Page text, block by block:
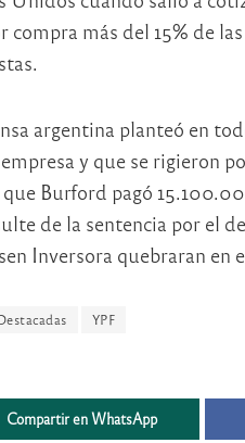
compra más del 15% de
argentina planteó en
y que se rigieron
Burford pagó
de la sentencia por el
Inversora quebraran en
YPF
Compartir en WhatsApp